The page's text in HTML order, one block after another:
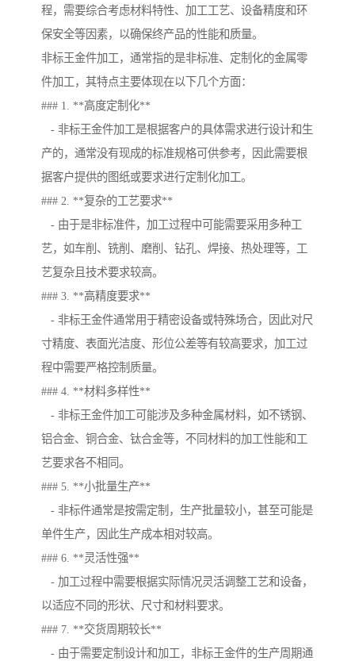
程，需要综合考虑材料特性、加工工艺、设备精度和环
保安全等因素，以确保终产品的性能和质量。
非标王金件加工，通常指的是非标准、定制化的金属零
件加工，其特点主要体现在以下几个方面：
### 1. **高度定制化**
- 非标王金件加工是根据客户的具体需求进行设计和生
产的，通常没有现成的标准规格可供参考，因此需要根
据客户提供的图纸或要求进行定制化加工。
### 2. **复杂的工艺要求**
- 由于是非标准件，加工过程中可能需要采用多种工
艺，如车削、铣削、磨削、钻孔、焊接、热处理等，工
艺复杂且技术要求较高。
### 3. **高精度要求**
- 非标王金件通常用于精密设备或特殊场合，因此对尺
寸精度、表面光洁度、形位公差等有较高要求，加工过
程中需要严格控制质量。
### 4. **材料多样性**
- 非标王金件加工可能涉及多种金属材料，如不锈钢、
铝合金、铜合金、钛合金等，不同材料的加工性能和工
艺要求各不相同。
### 5. **小批量生产**
- 非标件通常是按需定制，生产批量较小，甚至可能是
单件生产，因此生产成本相对较高。
### 6. **灵活性强**
- 加工过程中需要根据实际情况灵活调整工艺和设备，
以适应不同的形状、尺寸和材料要求。
### 7. **交货周期较长**
- 由于需要定制设计和加工，非标王金件的生产周期通